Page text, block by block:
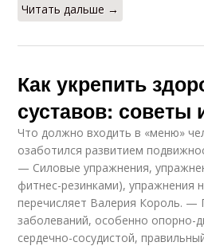
Читать дальше →
Как укрепить
суставов: советы
Что должно входить в «меню»
озаботился развитием
— Силовые упражнения,
фитнес-резинками), упражнения
перечисляет Валерия Король. —
заболеваний, особенно опорно-
сердечно-сосудистой,